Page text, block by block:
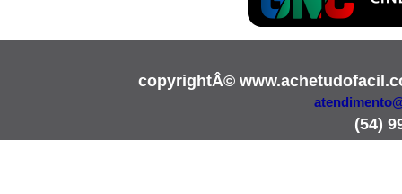
copyrightÂ©
(54)